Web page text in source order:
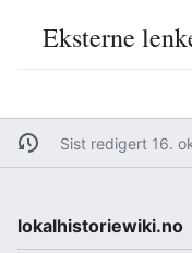
Eksterne
Sist redigert 16.
lokalhistoriewiki.no